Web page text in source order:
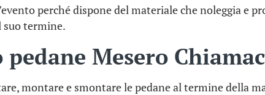
perché dispone del materiale che noleggia e
suo termine.
pedane Mesero
montare e smontare le pedane al termine della